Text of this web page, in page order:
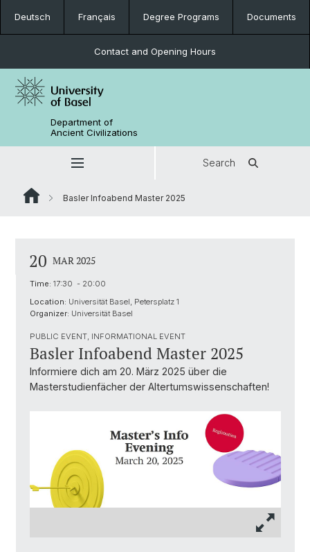
Deutsch Français Degree Programs Documents
Contact and Opening Hours
Department of
Ancient Civilizations
Search
Basler Infoabend Master 2025
20 MAR 2025
Time: 17:30 - 20:00
Location: Universität Basel, Petersplatz 1
Organizer: Universität Basel
PUBLIC EVENT, INFORMATIONAL EVENT
Basler Infoabend Master 2025
Informiere dich am 20. März 2025 über die
Masterstudienfächer der Altertumswissenschaften!